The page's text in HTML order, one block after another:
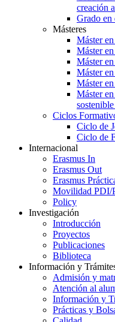
creación
Grado en
Másteres
Máster
Máster
Máster
Máster
Máster
Máster
Ciclos
Ciclo de
Ciclo de
Internacional
Erasmus In
Erasmus Out
Erasmus
Movilidad PDI/
Policy
Investigación
Introducción
Proyectos
Publicaciones
Biblioteca
Información y
Admisión y
Atención al
Información y
Prácticas y